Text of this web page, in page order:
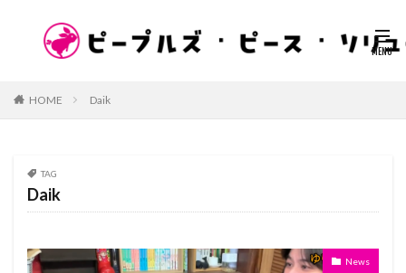
HOME Daik
TAG
Daik
News